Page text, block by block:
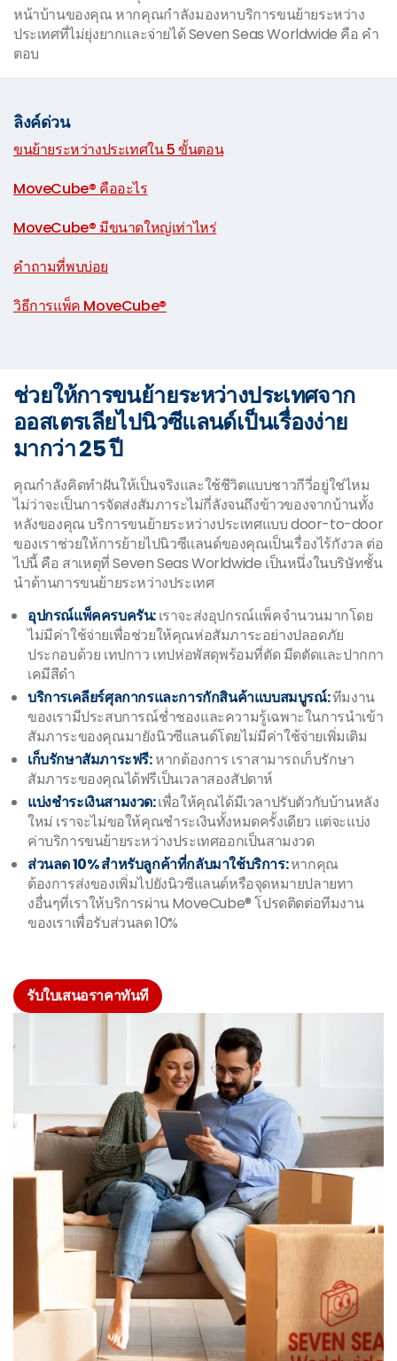
หน้าบ้านของคุณ หากคุณกำลังมองหาบริการขนย้ายระหว่าง
ประเทศที่ไม่ยุ่งยากและจ่ายได้ Seven Seas Worldwide คือ คำ
ตอบ
ลิงค์ด่วน
ขนย้ายระหว่างประเทศใน 5 ขั้นตอน
MoveCube® คืออะไร
MoveCube® มีขนาดใหญ่เท่าไหร่
คำถามที่พบบ่อย
วิธีการแพ็ค MoveCube®
ช่วยให้การขนย้ายระหว่างประเทศจาก
ออสเตรเลียไปนิวซีแลนด์เป็นเรื่องง่าย
มากว่า 25 ปี
คุณกำลังคิดทำฝันให้เป็นจริงและใช้ชีวิตแบบชาวกีวี่อยู่ใช่ไหม
ไม่ว่าจะเป็นการจัดส่งสัมภาระไม่กี่ลังจนถึงข้าวของจากบ้านทั้ง
หลังของคุณ บริการขนย้ายระหว่างประเทศแบบ door-to-door
ของเราช่วยให้การย้ายไปนิวซีแลนด์ของคุณเป็นเรื่องไร้กังวล ต่อ
ไปนี้ คือ สาเหตุที่ Seven Seas Worldwide เป็นหนึ่งในบริษัทชั้น
นำด้านการขนย้ายระหว่างประเทศ
อุปกรณ์แพ็คครบครัน:เราจะส่งอุปกรณ์แพ็คจำนวนมากโดย
ไม่มีค่าใช้จ่ายเพื่อช่วยให้คุณห่อสัมภาระอย่างปลอดภัย
ประกอบด้วย เทปกาว เทปห่อพัสดุพร้อมที่ตัด มีดตัดและปากกา
เคมีสีดำ
บริการเคลียร์ศุลกากรและการกักสินค้าแบบสมบูรณ์:ทีมงาน
ของเรามีประสบการณ์ช่ำชองและความรู้เฉพาะในการนำเข้า
สัมภาระของคุณมายังนิวซีแลนด์โดยไม่มีค่าใช้จ่ายเพิ่มเติม
เก็บรักษาสัมภาระฟรี:หากต้องการ เราสามารถเก็บรักษา
สัมภาระของคุณได้ฟรีเป็นเวลาสองสัปดาห์
แบ่งชำระเงินสามงวด:เพื่อให้คุณได้มีเวลาปรับตัวกับบ้านหลัง
ใหม่ เราจะไม่ขอให้คุณชำระเงินทั้งหมดครั้งเดียว แต่จะแบ่ง
ค่าบริการขนย้ายระหว่างประเทศออกเป็นสามงวด
ส่วนลด 10% สำหรับลูกค้าที่กลับมาใช้บริการ:หากคุณ
ต้องการส่งของเพิ่มไปยังนิวซีแลนด์หรือจุดหมายปลายทา
งอื่นๆที่เราให้บริการผ่าน MoveCube® โปรดติดต่อทีมงาน
ของเราเพื่อรับส่วนลด 10%
รับใบเสนอราคาทันที